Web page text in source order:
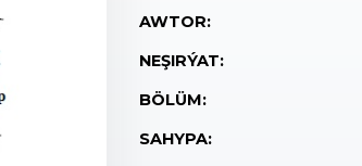
AWTOR:
NEŞIRÝAT:
BÖLÜM:
SAHYPA: